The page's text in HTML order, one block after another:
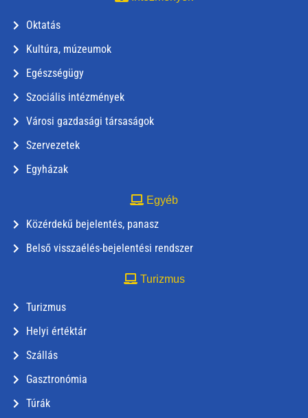
Oktatás
Kultúra, múzeumok
Egészségügy
Szociális intézmények
Városi gazdasági társaságok
Szervezetek
Egyházak
Egyéb
Közérdekű bejelentés, panasz
Belső visszaélés-bejelentési rendszer
Turizmus
Turizmus
Helyi értéktár
Szállás
Gasztronómia
Túrák